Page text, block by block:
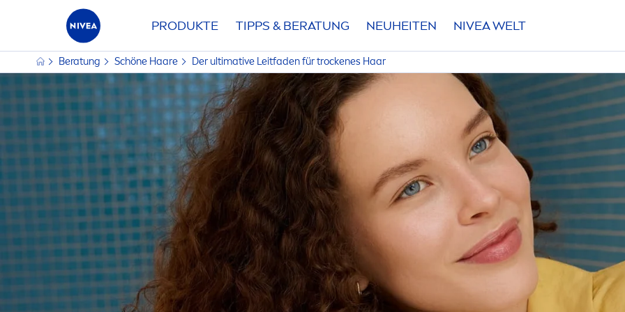
PRODUKTE TIPPS & BERATUNG NEUHEITEN NIVEAWELT
Beratung Schöne Haare Der ultimative Leitfaden für trockenes Haar